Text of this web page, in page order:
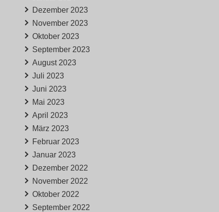
Dezember 2023
November 2023
Oktober 2023
September 2023
August 2023
Juli 2023
Juni 2023
Mai 2023
April 2023
März 2023
Februar 2023
Januar 2023
Dezember 2022
November 2022
Oktober 2022
September 2022